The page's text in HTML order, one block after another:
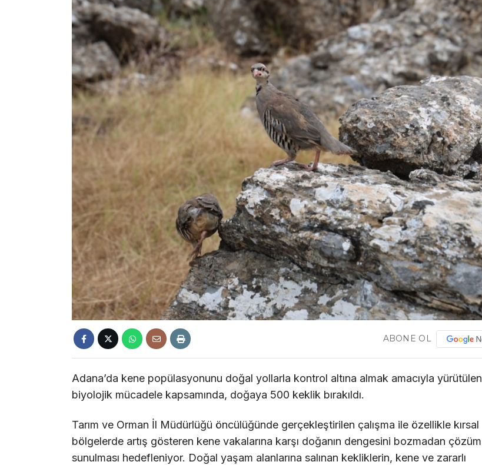
ABONE OL
Adana’da kene popülasyonunu doğal yollarla kontrol altına almak amacıyla yürütülen
biyolojik mücadele kapsamında, doğaya 500 keklik bırakıldı.
Tarım ve Orman İl Müdürlüğü öncülüğünde gerçekleştirilen çalışma ile özellikle kırsal
bölgelerde artış gösteren kene vakalarına karşı doğanın dengesini bozmadan çözüm
sunulması hedefleniyor. Doğal yaşam alanlarına salınan kekliklerin, kene ve zararlı